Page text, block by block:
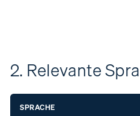
2. Relevante
SPRACHE